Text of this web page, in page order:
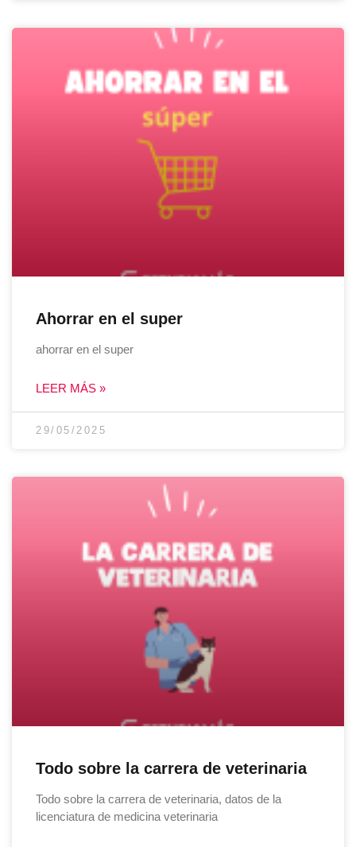
Ahorrar en el super
ahorrar en el super
LEER MÁS »
29/05/2025
Todo sobre la carrera de veterinaria
Todo sobre la carrera de veterinaria, datos de la
licenciatura de medicina veterinaria